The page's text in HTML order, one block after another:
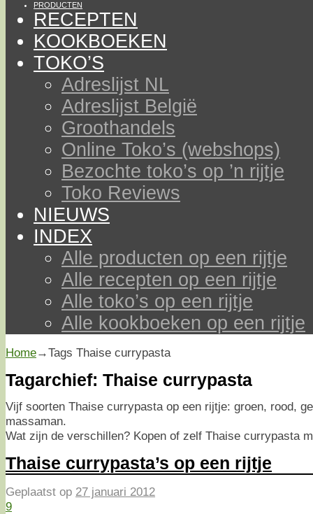
PRODUCTEN
RECEPTEN
KOOKBOEKEN
TOKO’S
Adreslijst NL
Adreslijst België
Groothandels
Online Toko’s (webshops)
Bezochte toko’s op ’n rijtje
Toko Reviews
NIEUWS
INDEX
Alle producten op een rijtje
Alle recepten op een rijtje
Alle toko’s op een rijtje
Alle kookboeken op een rijtje
Home→Tags Thaise currypasta
Tagarchief: Thaise currypasta
Vijf soorten Thaise currypasta op een rijtje: groen, rood,
massaman.
Wat zijn de verschillen? Kopen of zelf Thaise currypasta
Thaise currypasta’s op een rijtje
Geplaatst op 27 januari 2012
9